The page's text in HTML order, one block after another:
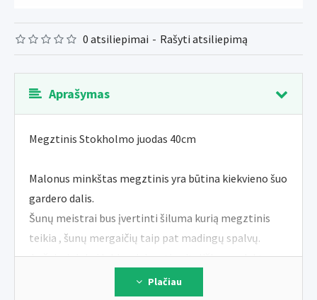
0 atsiliepimai - Rašyti atsiliepimą
Aprašymas
Megztinis Stokholmo juodas 40cm
Malonus minkštas megztinis yra būtina kiekvieno šuo
gardero dalis.
Šunų meistrai bus įvertinti šiluma kurią megztinis
teikia , šunų mergaičių taip pat madingų spalvų.
Jų šeimininkai labiausiai vertins itališkų produktų
kokybę ir detaliai apdirbimas.
Plačiau